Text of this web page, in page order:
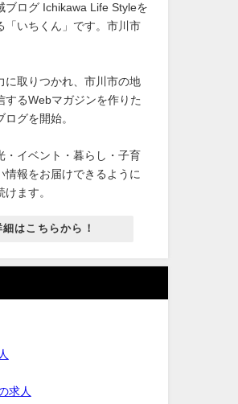
ブログ Ichikawa Life Styleを
「いちくん」です。市川市
に取りつかれ、市川市の地
するWebマガジンを作りた
ログを開始。
・イベント・暮らし・子育
情報をお届けできるように
けます。
細はこちらから！
求人